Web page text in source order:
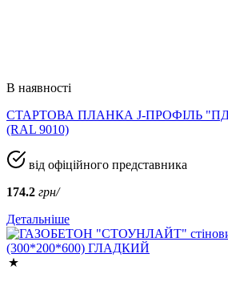
В наявності
СТАРТОВА ПЛАНКА J-ПРОФІЛЬ
(RAL 9010)
від офіційного представника
174.2 грн/
Детальніше